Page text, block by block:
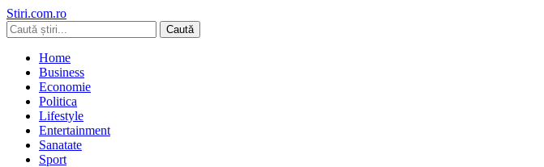
Stiri.com.ro
Caută
Home
Business
Economie
Politica
Lifestyle
Entertainment
Sanatate
Sport